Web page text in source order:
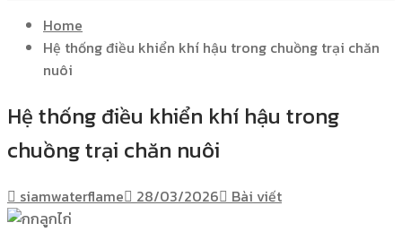
Home
Hệ thống điều khiển khí hậu trong chuồng trại chăn
nuôi
Hệ thống điều khiển khí hậu trong
chuồng trại chăn nuôi
siamwaterflame 28/03/2026 Bài viết